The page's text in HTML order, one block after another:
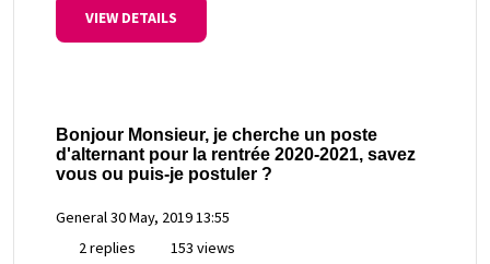
VIEW DETAILS
Bonjour Monsieur, je cherche un poste
d'alternant pour la rentrée 2020-2021, savez
vous ou puis-je postuler ?
General30 May, 2019 13:55
2 replies
153 views